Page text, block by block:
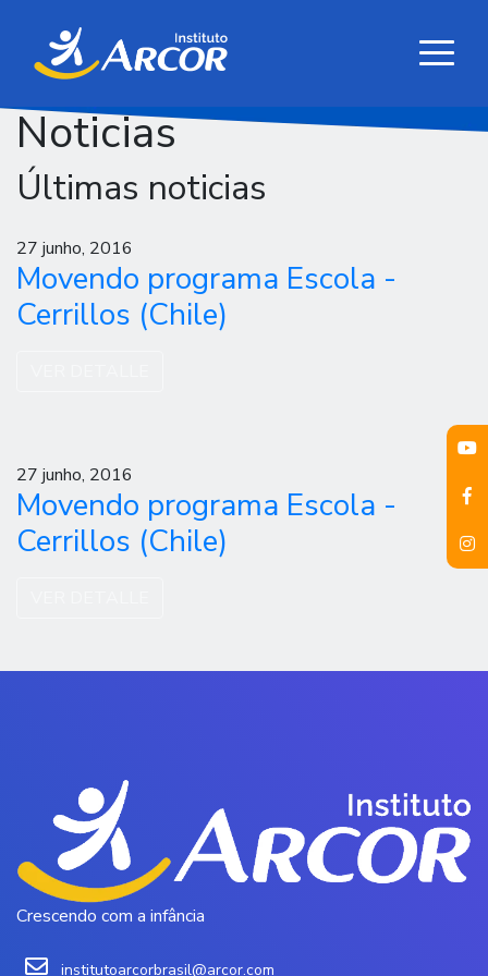
Noticias
Últimas noticias
27 junho, 2016
Movendo programa Escola -
Cerrillos (Chile)
27 junho, 2016
Movendo programa Escola -
Cerrillos (Chile)
Crescendo com a infância
institutoarcorbrasil@arcor.com